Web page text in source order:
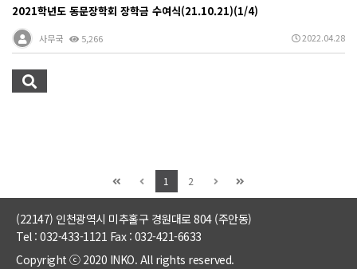
2021학년도 동문장학회 장학금 수여식(21.10.21)(1/4)
사무국 5,266 2022.04.28
1 2
(22147) 인천광역시 미추홀구 경원대로 804 (주안동)
Tel : 032-433-1121 Fax : 032-421-6633
Copyright ⓒ 2020 INKO. All rights reserved.